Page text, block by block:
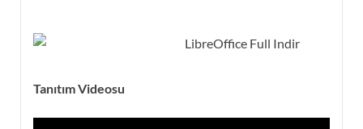
Tanıtım Videosu